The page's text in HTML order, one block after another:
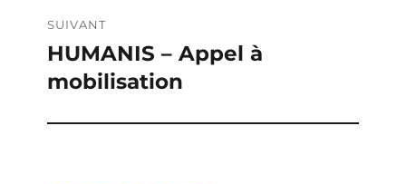
SUIVANT
Publication
suivante :
HUMANIS – Appel à
mobilisation